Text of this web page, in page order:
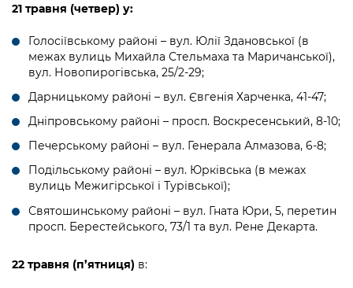
21 травня (четвер) у:
Голосіївському районі – вул. Юлії Здановської (в
межах вулиць Михайла Стельмаха та Маричанської),
вул. Новопирогівська, 25/2-29;
Дарницькому районі – вул. Євгенія Харченка, 41-47;
Дніпровському районі – просп. Воскресенський, 8-10;
Печерському районі – вул. Генерала Алмазова, 6-8;
Подільському районі – вул. Юрківська (в межах
вулиць Межигірської і Турівської);
Святошинському районі – вул. Гната Юри, 5, перетин
просп. Берестейського, 73/1 та вул. Рене Декарта.
22 травня (п’ятниця) в: